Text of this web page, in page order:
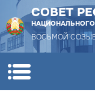
СОВЕТ
НАЦИОНАЛЬНОГО
ВОСЬМОЙ